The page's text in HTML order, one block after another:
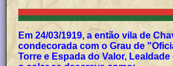
Em 24/03/1919, a então vila de
condecorada com o Grau de
Torre e Espada do Valor,